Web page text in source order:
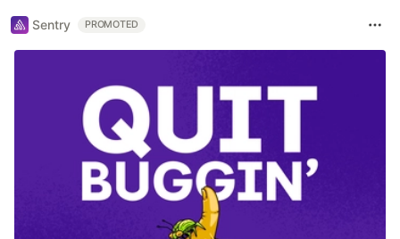
Sentry PROMOTED